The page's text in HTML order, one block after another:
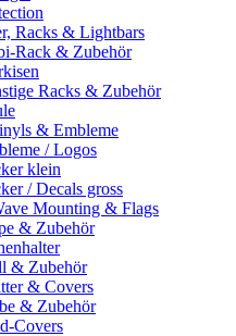
Racks & Lightbars
Rack & Zubehör
Racks & Zubehör
& Embleme
/ Logos
klein
/ Decals gross
Mounting & Flags
& Zubehör
& Zubehör
& Covers
& Zubehör
Covers